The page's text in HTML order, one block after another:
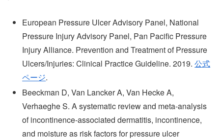
European Pressure Ulcer Advisory Panel, National
Pressure Injury Advisory Panel, Pan Pacific Pressure
Injury Alliance. Prevention and Treatment of Pressure
Ulcers/Injuries: Clinical Practice Guideline. 2019.公式
ページ.
Beeckman D, Van Lancker A, Van Hecke A,
Verhaeghe S. A systematic review and meta-analysis
of incontinence-associated dermatitis, incontinence,
and moisture as risk factors for pressure ulcer